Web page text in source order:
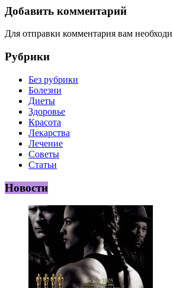
Добавить комментарий
Для отправки комментария вам
Рубрики
Без рубрики
Болезни
Диеты
Здоровье
Красота
Лекарства
Лечение
Советы
Статьи
Новости